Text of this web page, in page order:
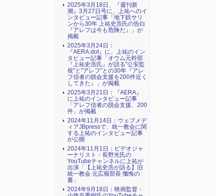
2025年3月18日、『週刊新
潮』3月27日号に、上祐へのイ
ンタビュー記事「地下鉄サリ
ンから30年 上祐史浩氏の告白
『アレフは今も危険だ』」が
掲載
2025年3月24日：
『AERA.dot』に、上祐のイン
タビュー記事「オウム元幹部
『上祐史浩氏』が語る"公安監
視"と"アレフ"との30年『アレ
フ信者の脱会支援を200件近く
してきた』」が掲載
2025年3月21日：『AERA』
に上祐のインタビュー記事
「アレフ信者の脱会支援、200
件」が掲載
2024年11月14日：ウェブメデ
ィアJBpressで、統一教会に関
する上祐のインタビュー記事
が公開
2024年11月1日：ビデオジャ
ーナリスト・長野光氏の
YouTubeチャンネルに上祐が
出演「【上祐史浩が語る】旧
統一教会 元広報部長 懺悔の
書」
2024年9月18日：映画監督・